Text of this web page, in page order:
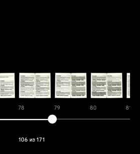
78 79 80 81
106 из 171